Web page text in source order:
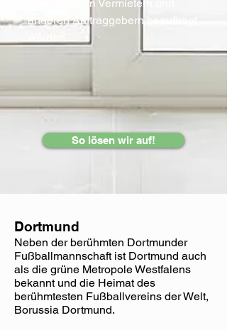
gewerblichen Vermietern und
anderen Auftraggebern beauftragt
So lösen wir auf!
Dortmund
Neben der berühmten Dortmunder
Fußballmannschaft ist Dortmund auch
als die grüne Metropole Westfalens
bekannt und die Heimat des
berühmtesten Fußballvereins der Welt,
Borussia Dortmund.